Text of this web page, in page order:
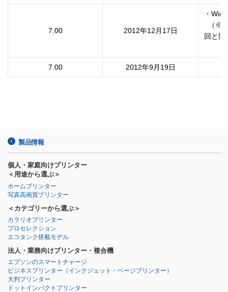
7.00 2012年12月17日
・
回と同
7.00 2012年9月19日
製品情報
個人・家庭向けプリンター
＜用途から選ぶ＞
ホームプリンター
写真高画質プリンター
＜カテゴリーから選ぶ＞
カラリオプリンター
プロセレクション
エコタンク搭載モデル
法人・業務向けプリンター・複合機
エプソンのスマートチャージ
ビジネスプリンター （インクジェット・ページプリンター）
大判プリンター
ドットインパクトプリンター